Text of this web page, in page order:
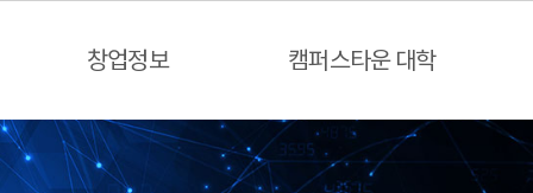
창업정보 캠퍼스타운 대학